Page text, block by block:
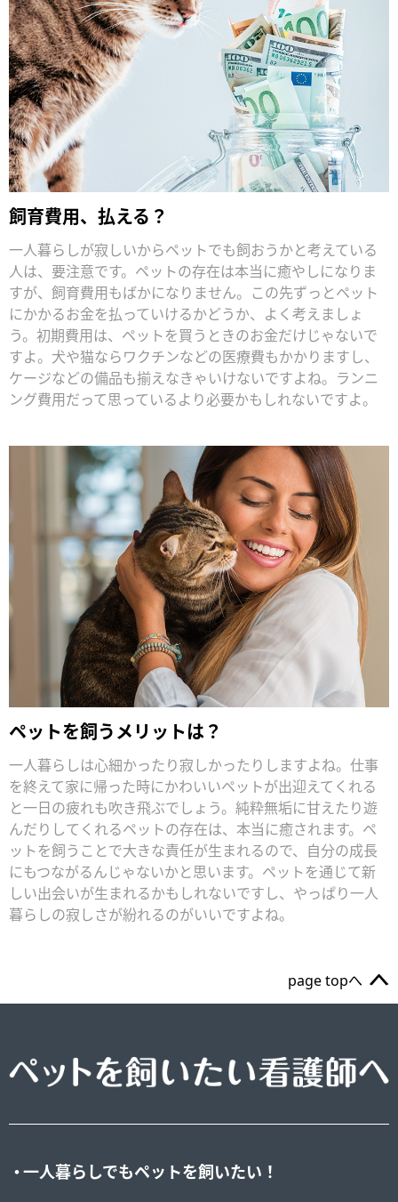
飼育費用、払える？
一人暮らしが寂しいからペットでも飼おうかと考えている
人は、要注意です。ペットの存在は本当に癒やしになりま
すが、飼育費用もばかになりません。この先ずっとペット
にかかるお金を払っていけるかどうか、よく考えましょ
う。初期費用は、ペットを買うときのお金だけじゃないで
すよ。犬や猫ならワクチンなどの医療費もかかりますし、
ケージなどの備品も揃えなきゃいけないですよね。ランニ
ング費用だって思っているより必要かもしれないですよ。
ペットを飼うメリットは？
一人暮らしは心細かったり寂しかったりしますよね。仕事
を終えて家に帰った時にかわいいペットが出迎えてくれる
と一日の疲れも吹き飛ぶでしょう。純粋無垢に甘えたり遊
んだりしてくれるペットの存在は、本当に癒されます。ペ
ットを飼うことで大きな責任が生まれるので、自分の成長
にもつながるんじゃないかと思います。ペットを通じて新
しい出会いが生まれるかもしれないですし、やっぱり一人
暮らしの寂しさが紛れるのがいいですよね。
page topへ
一人暮らしでもペットを飼いたい！